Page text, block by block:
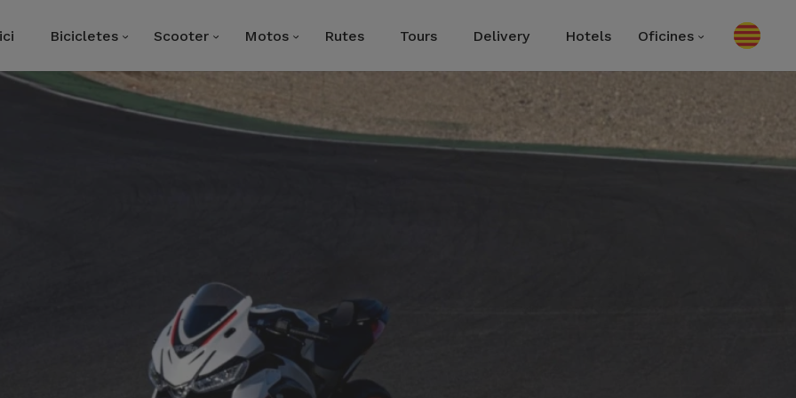
Bicicletes Scooter Motos Rutes Tours Delivery Hotels Oficines